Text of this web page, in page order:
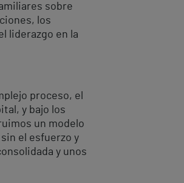
sobre
los
liderazgo en la
proceso, el
y bajo los
un modelo
el esfuerzo y
y unos